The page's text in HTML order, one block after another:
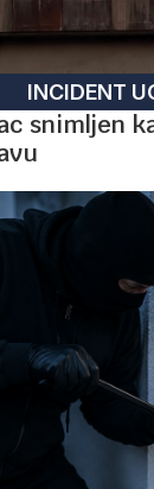
INCIDENT
snimljen